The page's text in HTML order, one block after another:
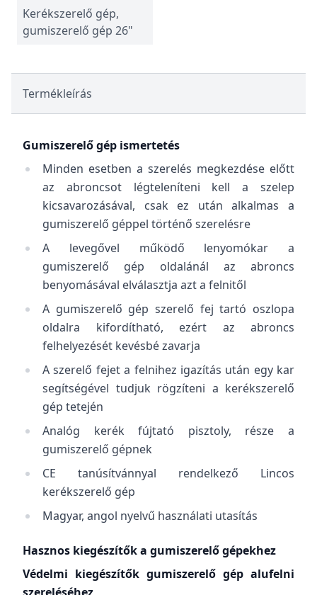
Kerékszerelő gép,
gumiszerelő gép 26"
Termékleírás
Gumiszerelő gép ismertetés
Minden esetben a szerelés megkezdése előtt
az abroncsot légteleníteni kell a szelep
kicsavarozásával, csak ez után alkalmas a
gumiszerelő géppel történő szerelésre
A levegővel működő lenyomókar a
gumiszerelő gép oldalánál az abroncs
benyomásával elválasztja azt a felnitől
A gumiszerelő gép szerelő fej tartó oszlopa
oldalra kifordítható, ezért az abroncs
felhelyezését kevésbé zavarja
A szerelő fejet a felnihez igazítás után egy kar
segítségével tudjuk rögzíteni a kerékszerelő
gép tetején
Analóg kerék fújtató pisztoly, része a
gumiszerelő gépnek
CE tanúsítvánnyal rendelkező Lincos
kerékszerelő gép
Magyar, angol nyelvű használati utasítás
Hasznos kiegészítők a gumiszerelő gépekhez
Védelmi kiegészítők gumiszerelő gép alufelni